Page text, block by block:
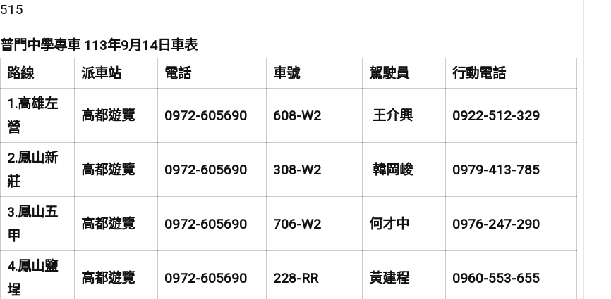
515
普門中學專車 113年9月14日車表
路線
派車站 電話 車號 駕駛員
行動電話
1.高雄左
營
高都遊覽 0972-605690 608-W2 王介興 0922-512-329
2.鳳山新
莊
高都遊覽 0972-605690 308-W2 韓岡峻 0979-413-785
3.鳳山五
甲
高都遊覽 0972-605690 706-W2 何才中 0976-247-290
4.鳳山鹽
埕
高都遊覽 0972-605690 228-RR 黃建程 0960-553-655